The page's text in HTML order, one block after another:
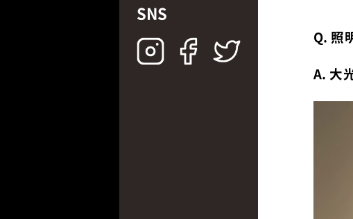
SNS
Q. 照
A. 大